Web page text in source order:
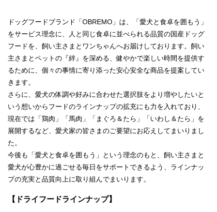
ドッグフードブランド「OBREMO」は、「愛犬と食卓を囲もう」
をサービス理念に、人と同じ食卓に並べられる品質の国産ドッグ
フードを、飼い主さまとワンちゃんへお届けしております。飼い
主さまとペットの『絆』を深める、健やかで楽しい時間を提供す
るために、個々の事情に寄り添った安心安全な商品を提案してい
きます。
さらに、愛犬の体調や好みに合わせた選択肢をより増やしたいと
いう想いからフードのラインナップの拡充にも力を入れており、
現在では「鶏肉」「馬肉」「まぐろ＆たら」「いわし＆たら」を
展開するなど、愛犬家の皆さまのご要望にお応えしてまいりまし
た。
今後も「愛犬と食卓を囲もう」という理念のもと、飼い主さまと
愛犬が心豊かに過ごせる毎日をサポートできるよう、ラインナッ
プの充実と品質向上に取り組んでまいります。
【ドライフードラインナップ】